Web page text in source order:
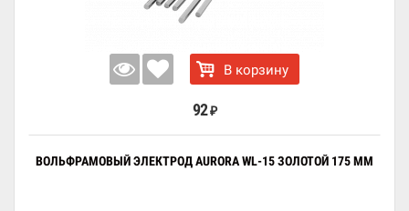
В корзину
92 ₽
ВОЛЬФРАМОВЫЙ ЭЛЕКТРОД AURORA WL-15 ЗОЛОТОЙ 175 ММ